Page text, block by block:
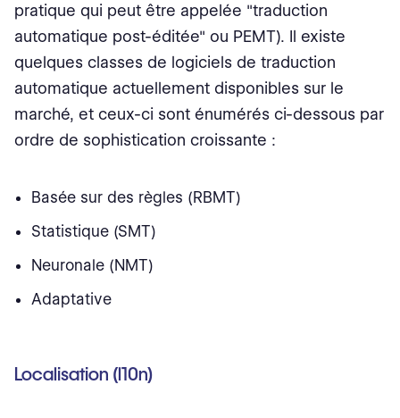
pratique qui peut être appelée "traduction
automatique post-éditée" ou PEMT). Il existe
quelques classes de logiciels de traduction
automatique actuellement disponibles sur le
marché, et ceux-ci sont énumérés ci-dessous par
ordre de sophistication croissante :
Basée sur des règles (RBMT)
Statistique (SMT)
Neuronale (NMT)
Adaptative
Localisation (l10n)